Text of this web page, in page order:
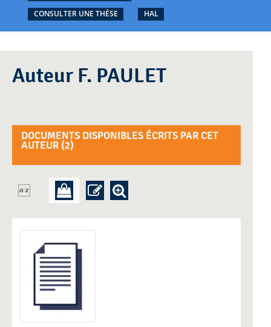
CONSULTER UNE THÈSE
HAL
Auteur F. PAULET
DOCUMENTS DISPONIBLES ÉCRITS PAR CET
AUTEUR (2)